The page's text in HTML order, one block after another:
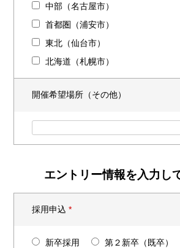
中部（名古屋市）
首都圏（浦安市）
東北（仙台市）
北海道（札幌市）
開催希望場所（その他）
エントリー情報を入力し
採用申込*
新卒採用 第２新卒（既卒）